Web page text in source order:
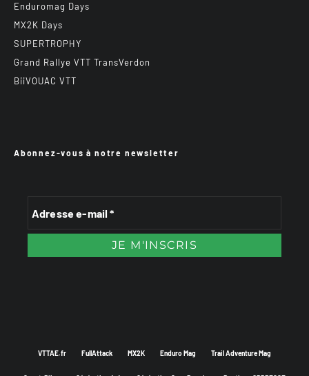
Enduromag Days
MX2K Days
SUPERTROPHY
Grand Rallye VTT TransVerdon
BiiVOUAC VTT
Abonnez-vous à notre newsletter
VTTAE.fr FullAttack MX2K Enduro Mag Trail Adventure Mag